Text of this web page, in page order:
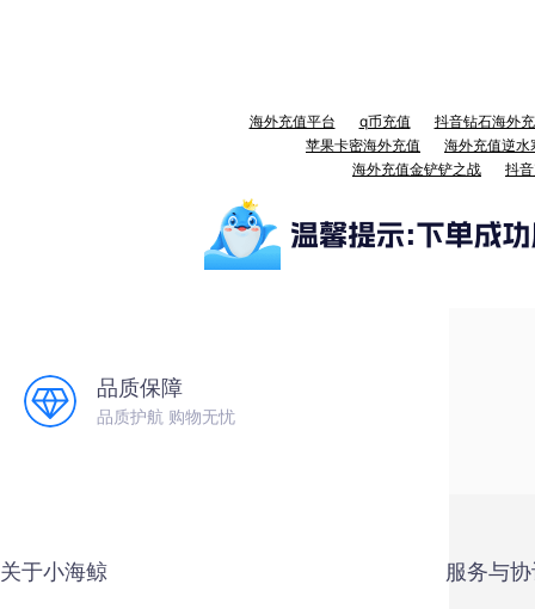
海外充值平台 q币充值
抖音钻石海外
苹果卡密海外充值
海外充值逆水
海外充值金铲铲之战
抖
品质保障
品质护航 购物无忧
关于小海鲸 服务与